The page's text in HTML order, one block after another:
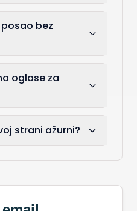
bez
oglase za
strani ažurni?